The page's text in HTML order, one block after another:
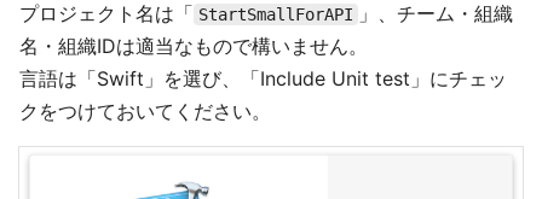
プロジェクト名は「 StartSmallForAPI
」、チーム・組織
名・組織IDは適当なもので構いません。
言語は「Swift」を選び、「Include Unit test」にチェッ
クをつけておいてください。